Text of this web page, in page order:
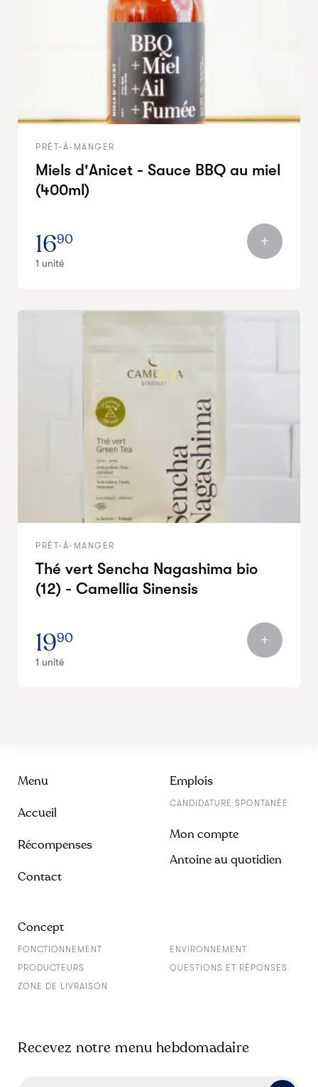
PRÊT-À-MANGER
Miels d'Anicet - Sauce BBQ au miel
(400ml)
1690
1 unité
PRÊT-À-MANGER
Thé vert Sencha Nagashima bio
(12) - Camellia Sinensis
1990
1 unité
Menu
Accueil
Récompenses
Contact
Emplois
CANDIDATURE SPONTANÉE
Mon compte
Antoine au quotidien
Concept
FONCTIONNEMENT
ENVIRONNEMENT
PRODUCTEURS
QUESTIONS ET RÉPONSES
ZONE DE LIVRAISON
Recevez notre menu hebdomadaire